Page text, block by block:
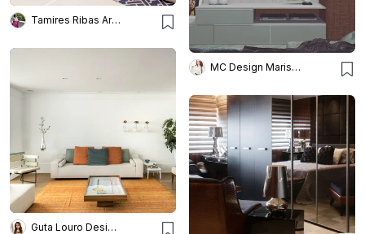
Tamires Ribas Arquitetura
MC Design Marisa Costa
Guta Louro Designs